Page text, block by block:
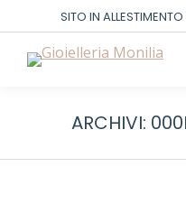
SITO IN ALLESTIMENTO
ARCHIVI: